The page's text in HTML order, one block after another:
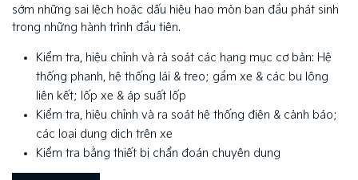
sớm những sai lệch hoặc dấu hiệu hao mòn ban đầu phát sinh
trong những hành trình đầu tiên.
Kiểm tra, hiệu chỉnh và rà soát các hạng mục cơ bản: Hệ
thống phanh, hệ thống lái & treo; gầm xe & các bu lông
liên kết; lốp xe & áp suất lốp
Kiểm tra, hiệu chỉnh và ra soát hệ thống điện & cảnh báo;
các loại dung dịch trên xe
Kiểm tra bằng thiết bị chẩn đoán chuyên dụng